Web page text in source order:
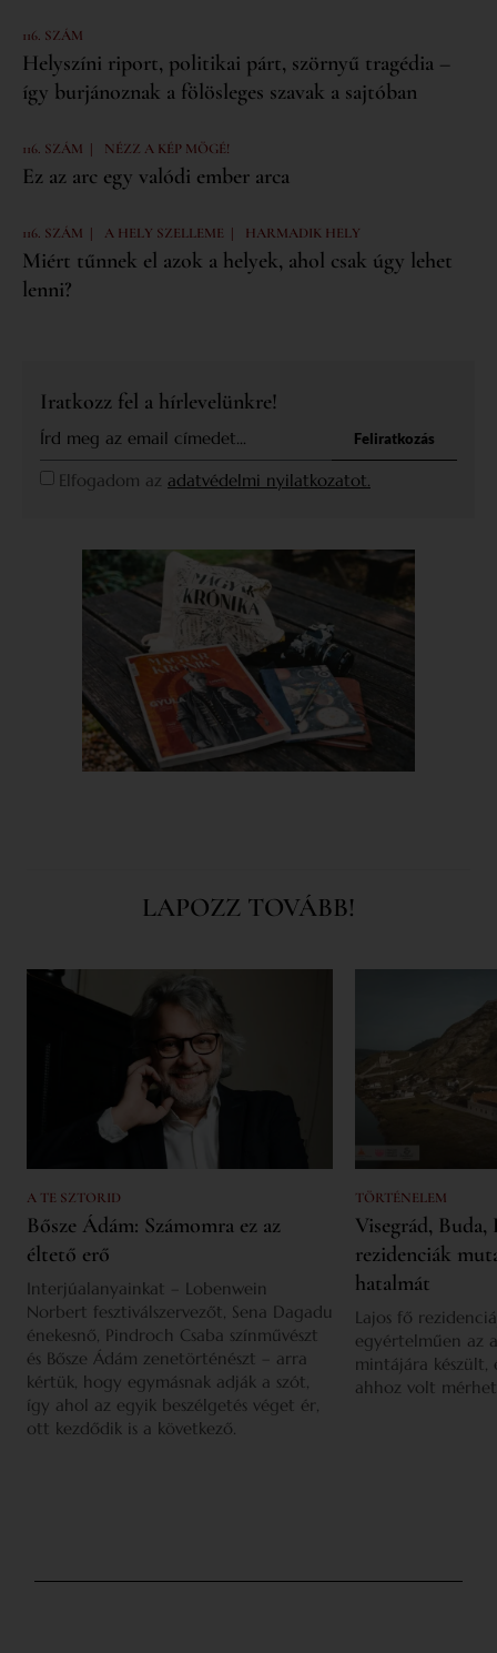
116. SZÁM
Helyszíni riport, politikai párt, szörnyű tragédia –
így burjánoznak a fölösleges szavak a sajtóban
116. SZÁM | NÉZZ A KÉP MÖGÉ!
Ez az arc egy valódi ember arca
116. SZÁM | A HELY SZELLEME | HARMADIK HELY
Miért tűnnek el azok a helyek, ahol csak úgy lehet
lenni?
Iratkozz fel a hírlevelünkre!
Elfogadom az adatvédelmi nyilatkozatot.
Feliratkozás
LAPOZZ TOVÁBB!
A TE SZTORID
Bősze Ádám: Számomra ez az
éltető erő
Interjúalanyainkat – Lobenwein
Norbert fesztiválszervezőt, Sena Dagadu
énekesnő, Pindroch Csaba színművészt
és Bősze Ádám zenetörténészt – arra
kértük, hogy egymásnak adják a szót,
így ahol az egyik beszélgetés véget ér,
ott kezdődik is a következő.
TÖRTÉNELEM
Visegrád,
rezidenciák
hatalmát
Lajos fő
egyértelműen az
mintájára készült,
ahhoz volt